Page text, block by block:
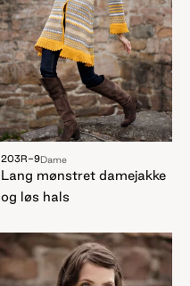
203R-9Dame
Lang mønstret damejakke
og løs hals